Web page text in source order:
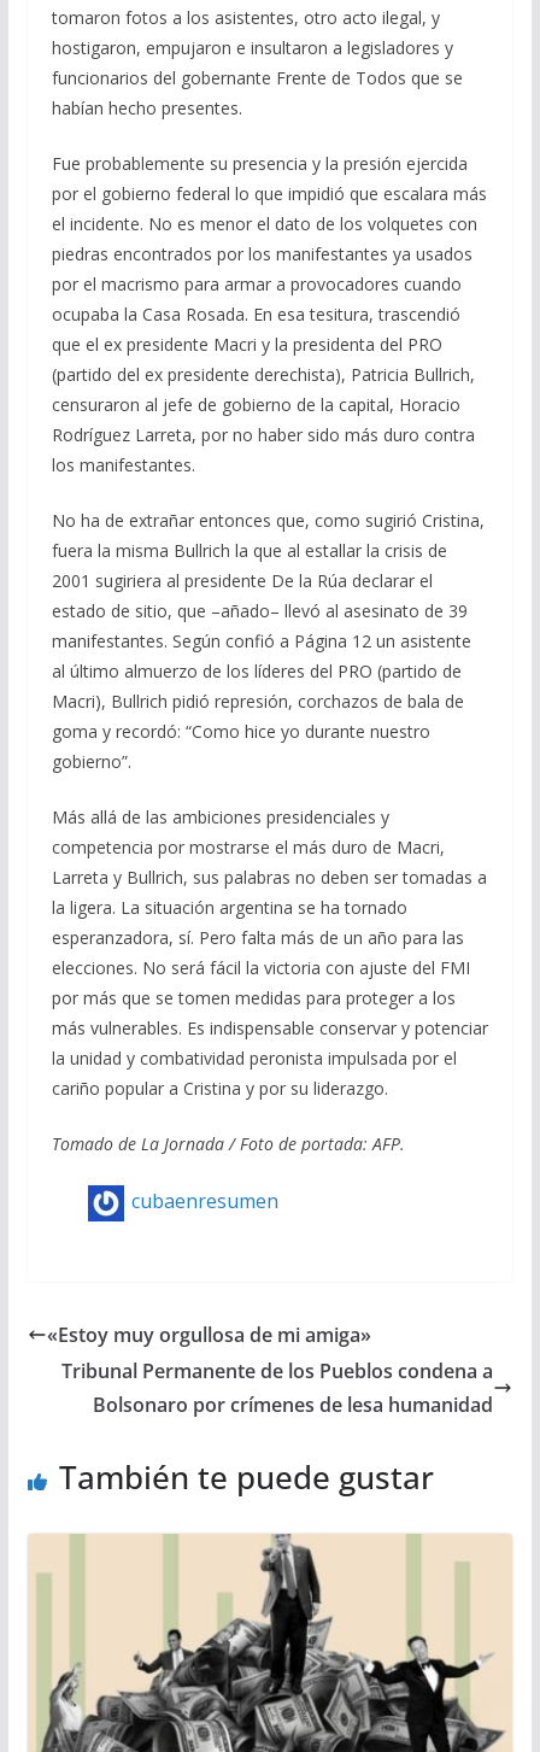
tomaron fotos a los asistentes, otro acto ilegal, y
hostigaron, empujaron e insultaron a legisladores y
funcionarios del gobernante Frente de Todos que se
habían hecho presentes.
Fue probablemente su presencia y la presión ejercida
por el gobierno federal lo que impidió que escalara más
el incidente. No es menor el dato de los volquetes con
piedras encontrados por los manifestantes ya usados
por el macrismo para armar a provocadores cuando
ocupaba la Casa Rosada. En esa tesitura, trascendió
que el ex presidente Macri y la presidenta del PRO
(partido del ex presidente derechista), Patricia Bullrich,
censuraron al jefe de gobierno de la capital, Horacio
Rodríguez Larreta, por no haber sido más duro contra
los manifestantes.
No ha de extrañar entonces que, como sugirió Cristina,
fuera la misma Bullrich la que al estallar la crisis de
2001 sugiriera al presidente De la Rúa declarar el
estado de sitio, que –añado– llevó al asesinato de 39
manifestantes. Según confió a Página 12 un asistente
al último almuerzo de los líderes del PRO (partido de
Macri), Bullrich pidió represión, corchazos de bala de
goma y recordó: “Como hice yo durante nuestro
gobierno”.
Más allá de las ambiciones presidenciales y
competencia por mostrarse el más duro de Macri,
Larreta y Bullrich, sus palabras no deben ser tomadas a
la ligera. La situación argentina se ha tornado
esperanzadora, sí. Pero falta más de un año para las
elecciones. No será fácil la victoria con ajuste del FMI
por más que se tomen medidas para proteger a los
más vulnerables. Es indispensable conservar y potenciar
la unidad y combatividad peronista impulsada por el
cariño popular a Cristina y por su liderazgo.
Tomado de La Jornada / Foto de portada: AFP.
cubaenresumen
«Estoy muy orgullosa de mi amiga»
Tribunal Permanente de los Pueblos condena a
Bolsonaro por crímenes de lesa humanidad
También te puede gustar